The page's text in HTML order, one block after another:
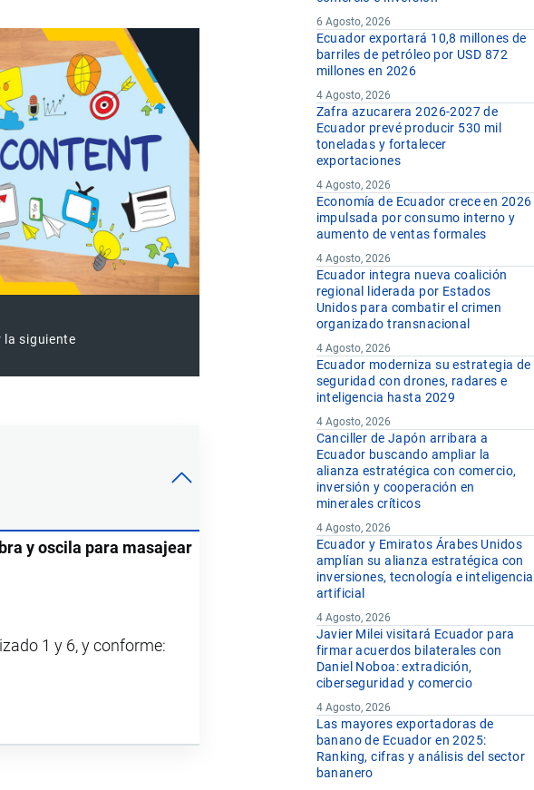
la siguiente
y oscila para masajear
1 y 6, y conforme:
6 Agosto, 2026
Ecuador exportará 10,8 millones de
barriles de petróleo por USD 872
millones en 2026
4 Agosto, 2026
Zafra azucarera 2026-2027 de
Ecuador prevé producir 530 mil
toneladas y fortalecer
exportaciones
4 Agosto, 2026
Economía de Ecuador crece en 2026
impulsada por consumo interno y
aumento de ventas formales
4 Agosto, 2026
Ecuador integra nueva coalición
regional liderada por Estados
Unidos para combatir el crimen
organizado transnacional
4 Agosto, 2026
Ecuador moderniza su estrategia de
seguridad con drones, radares e
inteligencia hasta 2029
4 Agosto, 2026
Canciller de Japón arribara a
Ecuador buscando ampliar la
alianza estratégica con comercio,
inversión y cooperación en
minerales críticos
4 Agosto, 2026
Ecuador y Emiratos Árabes Unidos
amplían su alianza estratégica con
inversiones, tecnología e inteligencia
artificial
4 Agosto, 2026
Javier Milei visitará Ecuador para
firmar acuerdos bilaterales con
Daniel Noboa: extradición,
ciberseguridad y comercio
4 Agosto, 2026
Las mayores exportadoras de
banano de Ecuador en 2025:
Ranking, cifras y análisis del sector
bananero